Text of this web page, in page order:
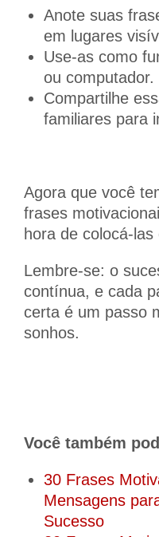
Anote suas
em lugares
Use-as como
ou computador.
Compartilhe
familiares para
Agora que você
frases
hora de colocá-
Lembre-se: o
contínua, e cada
certa é um passo
sonhos.
Você também
30 Frases
Mensagens
Sucesso